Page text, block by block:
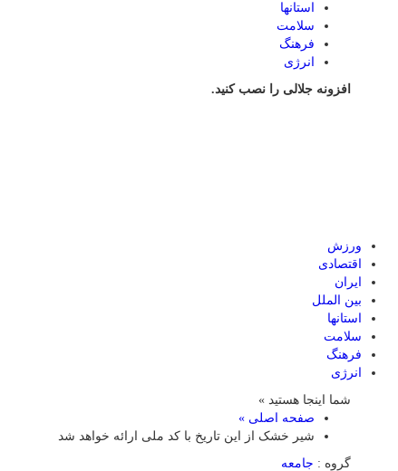
استانها
سلامت
فرهنگ
انرژی
افزونه جلالی را نصب کنید.
ورزش
اقتصادی
ایران
بین الملل
استانها
سلامت
فرهنگ
انرژی
شما اینجا هستید »
صفحه اصلی »
شیر خشک از این تاریخ با کد ملی ارائه خواهد شد
گروه : جامعه